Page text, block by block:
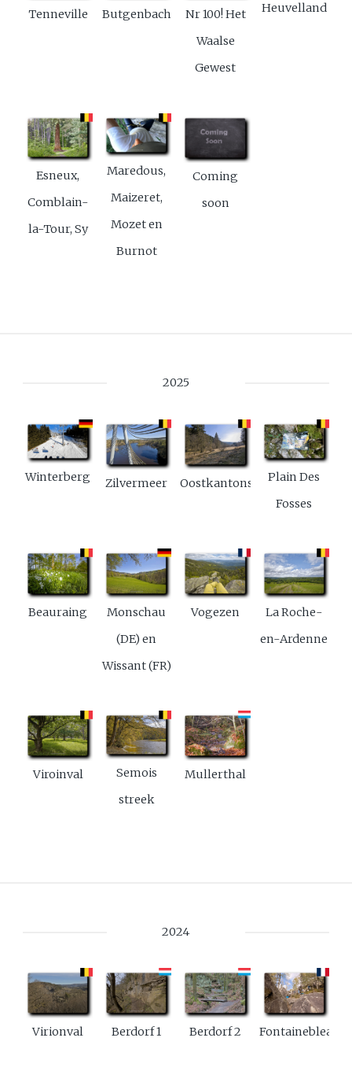
Tenneville Butgenbach
Nr 100! Het
Waalse
Gewest
Heuvelland
Esneux,
Comblain-
la-Tour, Sy
Maredous,
Maizeret,
Mozet en
Burnot
Coming
soon
2025
Winterberg Zilvermeer Oostkantons
Plain Des
Fosses
Beauraing
Monschau
(DE) en
Wissant (FR)
Vogezen
La Roche-
en-Ardenne
Viroinval
Semois
streek
Mullerthal
2024
Virionval Berdorf 1 Berdorf 2 Fontainebleau